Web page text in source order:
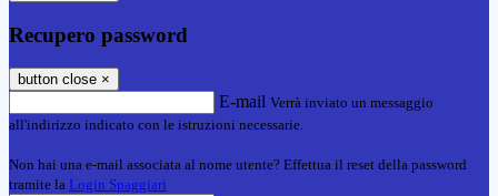
Recupero password
button close ×
E-mail Verrà inviato un messaggio
all'indirizzo indicato con le istruzioni necessarie.
Non hai una e-mail associata al nome utente? Effettua il reset della password
tramite la Login Spaggiari